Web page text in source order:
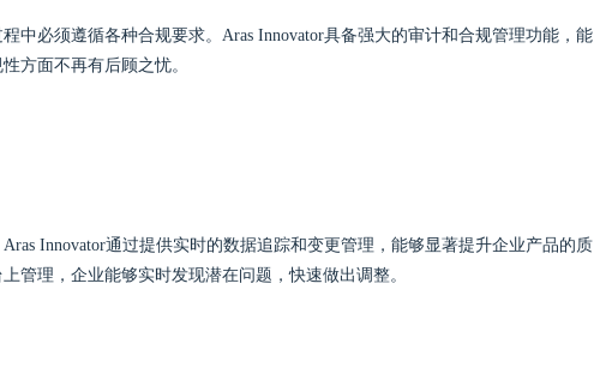
中必须遵循各种合规要求。Aras Innovator具备强大的审计和合规管理功能，能
方面不再有后顾之忧。
Innovator通过提供实时的数据追踪和变更管理，能够显著提升企业产品的质
管理，企业能够实时发现潜在问题，快速做出调整。